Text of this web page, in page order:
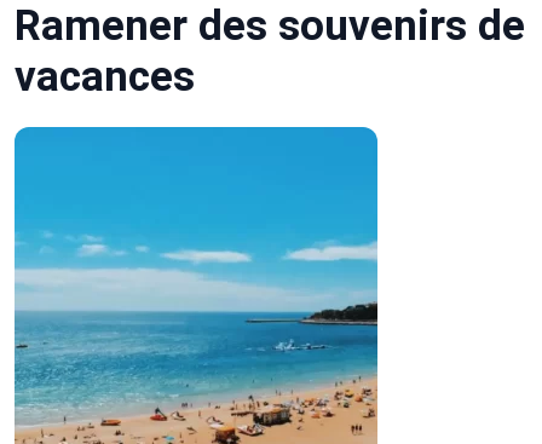
Ramener des souvenirs de
vacances